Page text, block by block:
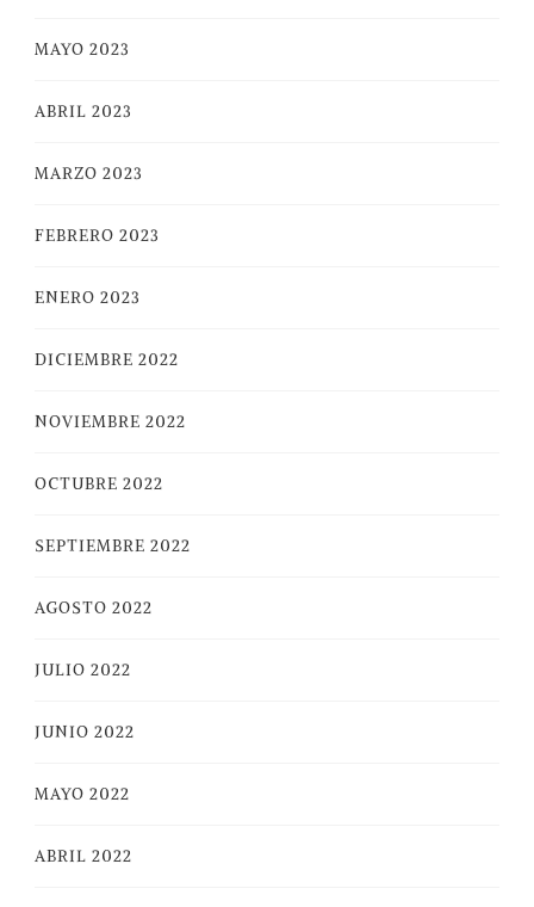
MAYO 2023
ABRIL 2023
MARZO 2023
FEBRERO 2023
ENERO 2023
DICIEMBRE 2022
NOVIEMBRE 2022
OCTUBRE 2022
SEPTIEMBRE 2022
AGOSTO 2022
JULIO 2022
JUNIO 2022
MAYO 2022
ABRIL 2022